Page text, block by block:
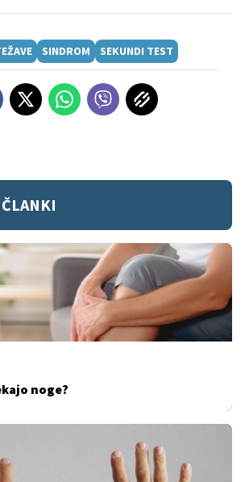
SINDROM SEKUNDI TEST
noge?